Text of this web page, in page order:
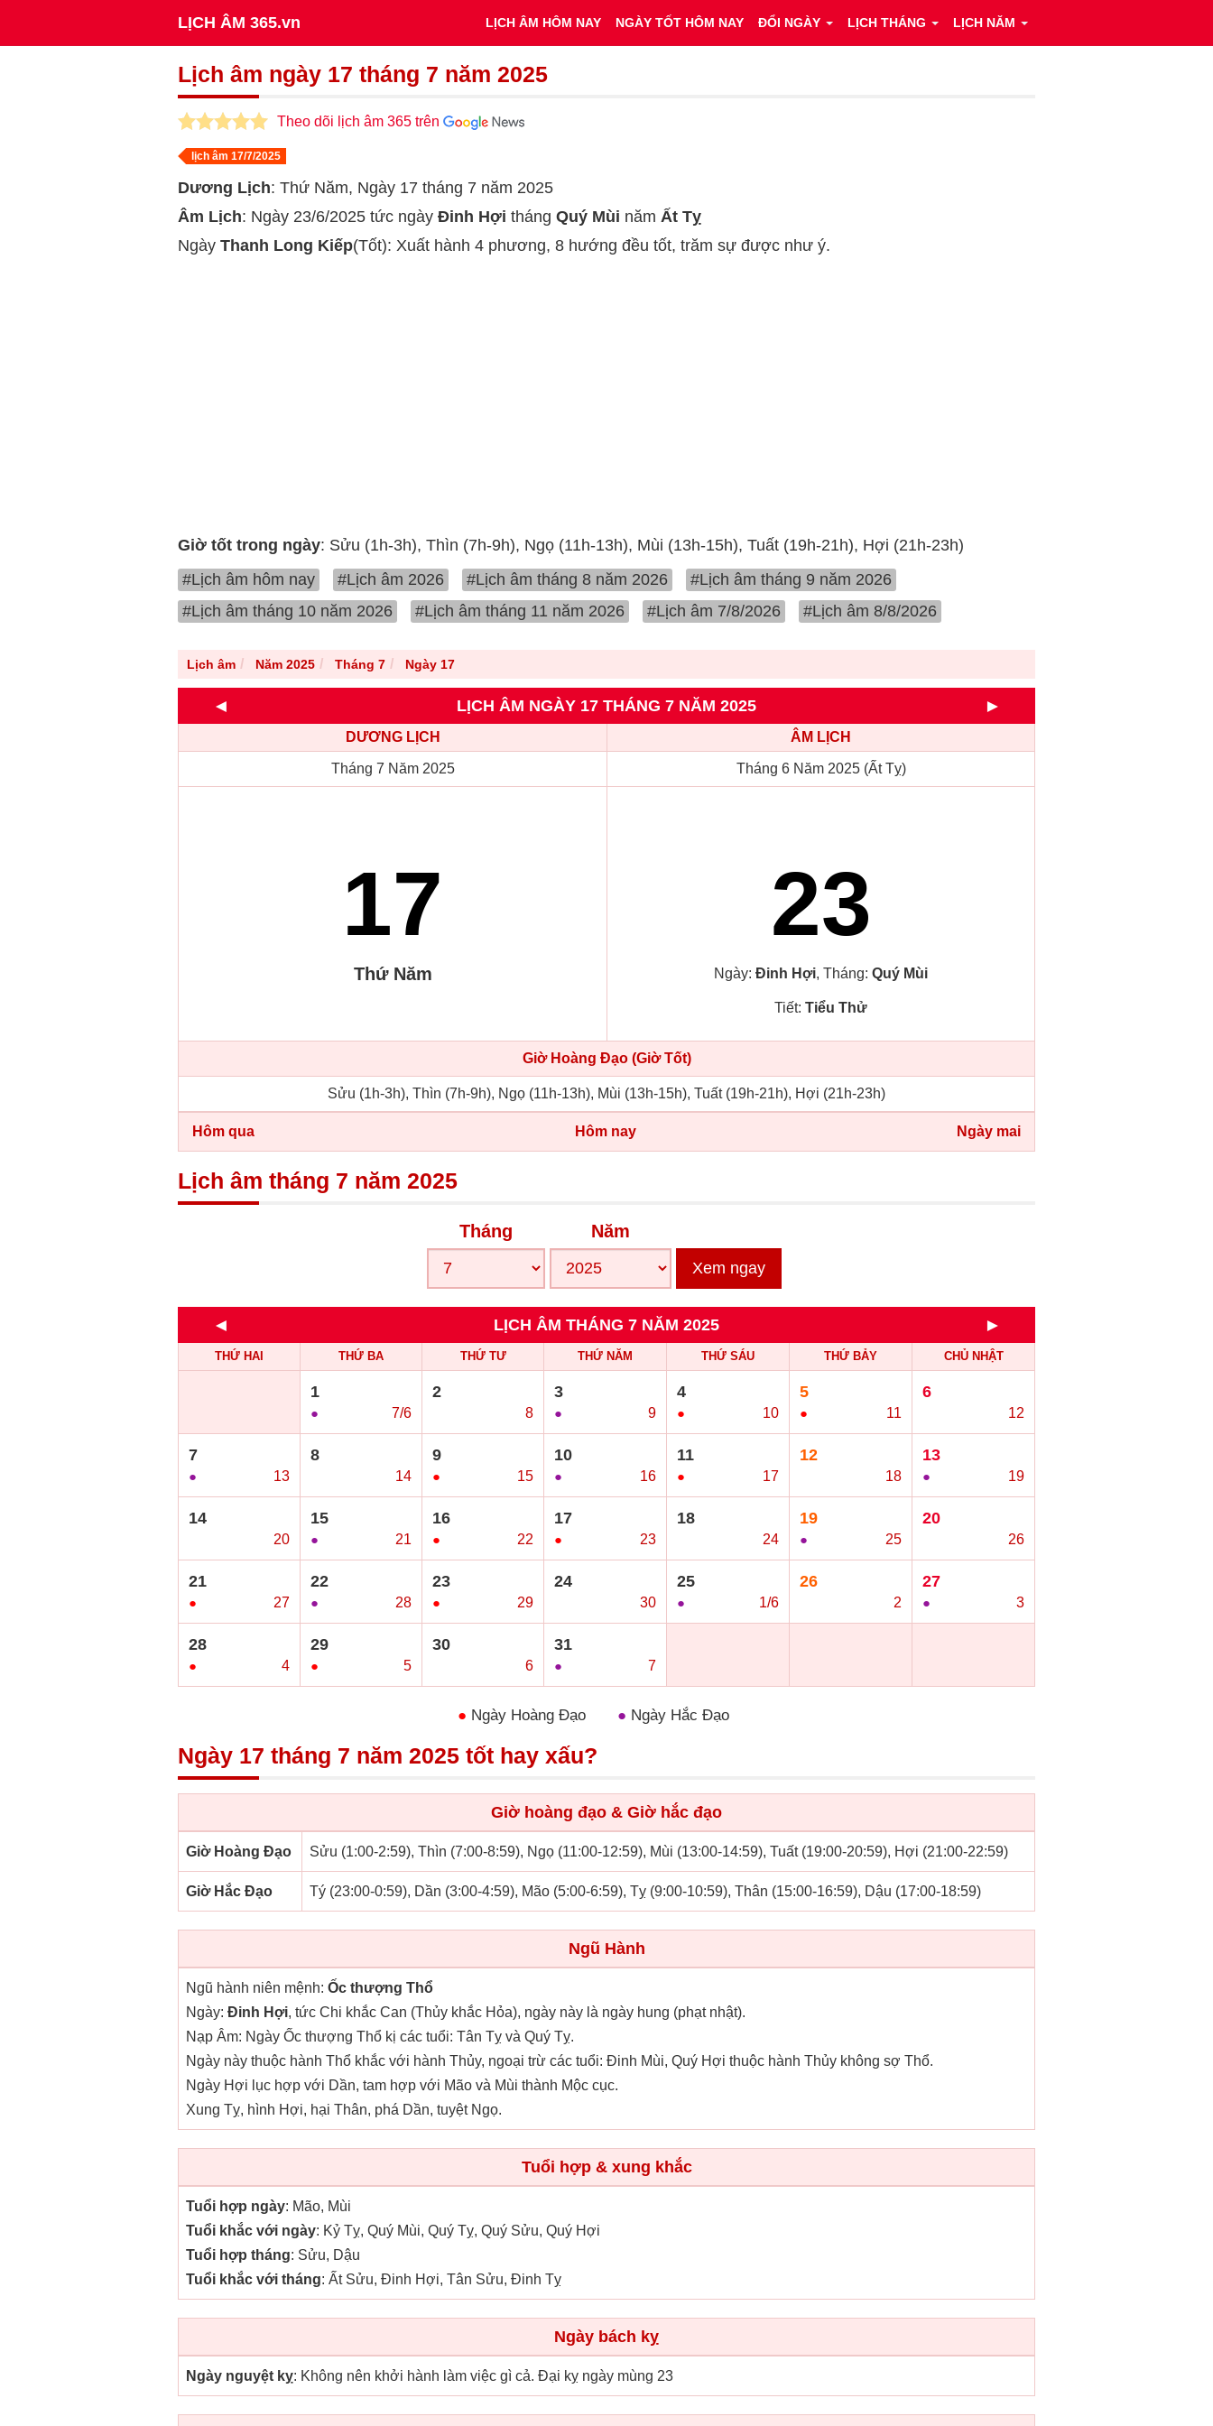
LỊCH ÂM 365.vn LỊCH ÂM HÔM NAY NGÀY TỐT HÔM NAY ĐỔI NGÀY LỊCH THÁNG LỊCH NĂM
Lịch âm ngày 17 tháng 7 năm 2025
Theo dõi lịch âm 365 trên
lịch âm 17/7/2025
Dương Lịch: Thứ Năm, Ngày 17 tháng 7 năm 2025
Âm Lịch: Ngày 23/6/2025 tức ngày Đinh Hợi tháng Quý Mùi năm Ất Tỵ
Ngày Thanh Long Kiếp(Tốt): Xuất hành 4 phương, 8 hướng đều tốt, trăm sự được như ý.
Giờ tốt trong ngày: Sửu (1h-3h), Thìn (7h-9h), Ngọ (11h-13h), Mùi (13h-15h), Tuất (19h-21h), Hợi (21h-23h)
#Lịch âm hôm nay
#Lịch âm 2026 #Lịch âm tháng 8 năm 2026
#Lịch âm tháng 9 năm 2026
#Lịch âm tháng 10 năm 2026
#Lịch âm tháng 11 năm 2026 #Lịch âm 7/8/2026 #Lịch âm 8/8/2026
Lịch âm Năm 2025 Tháng 7 Ngày 17
◄ LỊCH ÂM NGÀY 17 THÁNG 7 NĂM 2025 ►
DƯƠNG LỊCH ÂM LỊCH
Tháng 7 Năm 2025 Tháng 6 Năm 2025 (Ất Tỵ)
17
Thứ Năm
23
Ngày: Đinh Hợi, Tháng: Quý Mùi
Tiết: Tiểu Thử
Giờ Hoàng Đạo (Giờ Tốt)
Sửu (1h-3h), Thìn (7h-9h), Ngọ (11h-13h), Mùi (13h-15h), Tuất (19h-21h), Hợi (21h-23h)
Hôm qua Hôm nay Ngày mai
Lịch âm tháng 7 năm 2025
Tháng Năm
Xem ngay
◄ LỊCH ÂM THÁNG 7 NĂM 2025 ►
THỨ HAI THỨ BA THỨ TƯ THỨ NĂM THỨ SÁU THỨ BẢY CHỦ NHẬT
1
● 7/6
2
8
3
● 9
4
● 10
5
● 11
6
12
7
● 13
8
14
9
● 15
10
● 16
11
● 17
12
18
13
● 19
14
20
15
● 21
16
● 22
17
● 23
18
24
19
● 25
20
26
21
● 27
22
● 28
23
● 29
24
30
25
● 1/6
26
2
27
● 3
28
● 4
29
● 5
30
6
31
● 7
● Ngày Hoàng Đạo ● Ngày Hắc Đạo
Ngày 17 tháng 7 năm 2025 tốt hay xấu?
Giờ hoàng đạo & Giờ hắc đạo
Giờ Hoàng Đạo Sửu (1:00-2:59), Thìn (7:00-8:59), Ngọ (11:00-12:59), Mùi (13:00-14:59), Tuất (19:00-20:59), Hợi (21:00-22:59)
Giờ Hắc Đạo Tý (23:00-0:59), Dần (3:00-4:59), Mão (5:00-6:59), Tỵ (9:00-10:59), Thân (15:00-16:59), Dậu (17:00-18:59)
Ngũ Hành
Ngũ hành niên mệnh: Ốc thượng Thổ
Ngày: Đinh Hợi, tức Chi khắc Can (Thủy khắc Hỏa), ngày này là ngày hung (phạt nhật).
Nạp Âm: Ngày Ốc thượng Thổ kị các tuổi: Tân Tỵ và Quý Tỵ.
Ngày này thuộc hành Thổ khắc với hành Thủy, ngoại trừ các tuổi: Đinh Mùi, Quý Hợi thuộc hành Thủy không sợ Thổ.
Ngày Hợi lục hợp với Dần, tam hợp với Mão và Mùi thành Mộc cục.
Xung Tỵ, hình Hợi, hại Thân, phá Dần, tuyệt Ngọ.
Tuổi hợp & xung khắc
Tuổi hợp ngày: Mão, Mùi
Tuổi khắc với ngày: Kỷ Tỵ, Quý Mùi, Quý Tỵ, Quý Sửu, Quý Hợi
Tuổi hợp tháng: Sửu, Dậu
Tuổi khắc với tháng: Ất Sửu, Đinh Hợi, Tân Sửu, Đinh Tỵ
Ngày bách kỵ
Ngày nguyệt kỵ: Không nên khởi hành làm việc gì cả. Đại kỵ ngày mùng 23